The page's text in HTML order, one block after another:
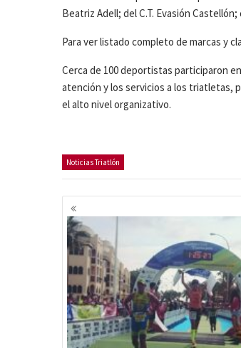
Beatriz Adell; del C.T. Evasión Castellón;
Para ver listado completo de marcas y
Cerca de 100 deportistas participaron
atención y los servicios a los triatletas,
el alto nivel organizativo.
Noticias Triatlón
Navegación
de
entradas